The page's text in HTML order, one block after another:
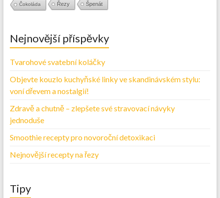
Čokoláda Řezy Špenát
Nejnovější příspěvky
Tvarohové svatební koláčky
Objevte kouzlo kuchyňské linky ve skandinávském stylu:
voní dřevem a nostalgií!
Zdravě a chutně – zlepšete své stravovací návyky
jednoduše
Smoothie recepty pro novoroční detoxikaci
Nejnovější recepty na řezy
Tipy